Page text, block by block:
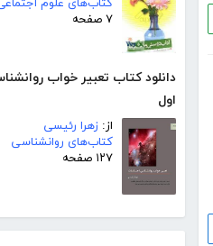
۷ صفحه
دانلود کتاب تعبیر خواب
اول
از: زهرا رئیسی
کتاب‌های روانشناسی
۱۲۷ صفحه